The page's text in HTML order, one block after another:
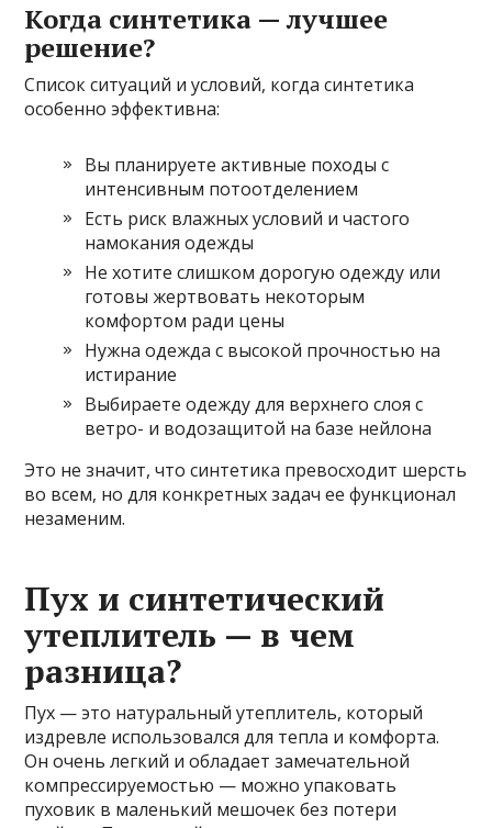
Когда синтетика — лучшее
решение?
Список ситуаций и условий, когда синтетика
особенно эффективна:
Вы планируете активные походы с
интенсивным потоотделением
Есть риск влажных условий и частого
намокания одежды
Не хотите слишком дорогую одежду или
готовы жертвовать некоторым
комфортом ради цены
Нужна одежда с высокой прочностью на
истирание
Выбираете одежду для верхнего слоя с
ветро- и водозащитой на базе нейлона
Это не значит, что синтетика превосходит шерсть
во всем, но для конкретных задач ее функционал
незаменим.
Пух и синтетический
утеплитель — в чем
разница?
Пух — это натуральный утеплитель, который
издревле использовался для тепла и комфорта.
Он очень легкий и обладает замечательной
компрессируемостью — можно упаковать
пуховик в маленький мешочек без потери